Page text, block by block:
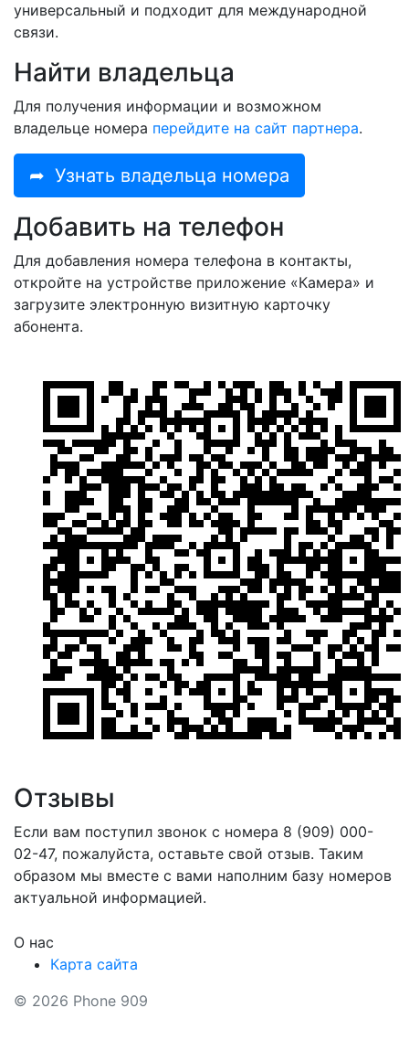
универсальный и подходит для международной
связи.
Найти владельца
Для получения информации и возможном
владельце номера перейдите на сайт партнера.
➦ Узнать владельца номера
Добавить на телефон
Для добавления номера телефона в контакты,
откройте на устройстве приложение «Камера» и
загрузите электронную визитную карточку
абонента.
Отзывы
Если вам поступил звонок с номера 8 (909) 000-
02-47, пожалуйста, оставьте свой отзыв. Таким
образом мы вместе с вами наполним базу номеров
актуальной информацией.
О нас
Карта сайта
© 2026 Phone 909